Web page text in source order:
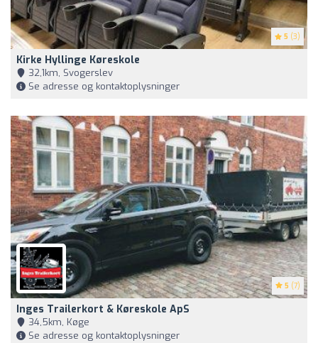
5 (3)
Kirke Hyllinge Køreskole
32,1km, Svogerslev
Se adresse og kontaktoplysninger
5 (7)
Inges Trailerkort & Køreskole ApS
34,5km, Køge
Se adresse og kontaktoplysninger